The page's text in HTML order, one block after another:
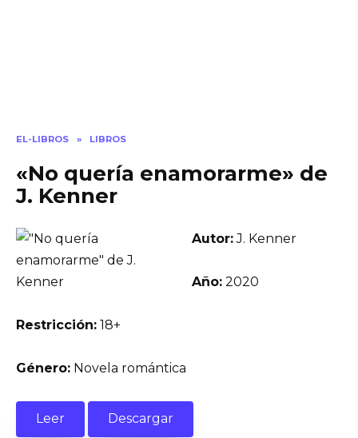
EL-LIBROS » LIBROS
«No quería enamorarme» de
J. Kenner
Autor:J. Kenner
Año: 2020
Restricción: 18+
Género: Novela romántica
Leer Descargar